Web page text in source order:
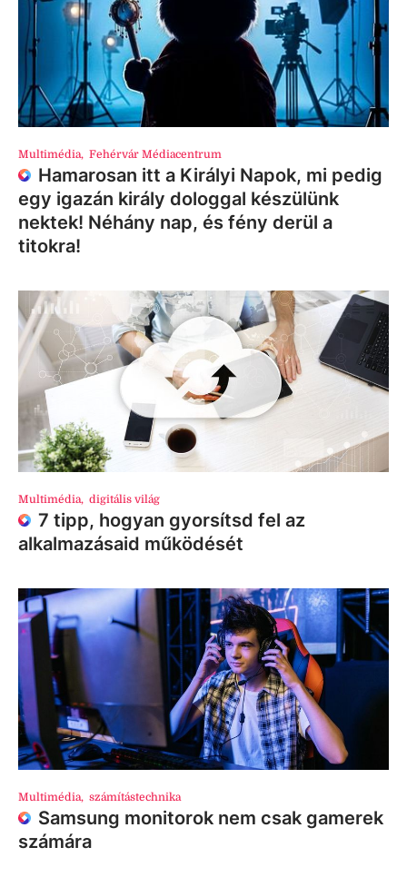
Multimédia, Fehérvár Médiacentrum
Hamarosan itt a Királyi Napok, mi pedig
egy igazán király dologgal készülünk
nektek! Néhány nap, és fény derül a
titokra!
Multimédia, digitális világ
7 tipp, hogyan gyorsítsd fel az
alkalmazásaid működését
Multimédia, számítástechnika
Samsung monitorok nem csak gamerek
számára